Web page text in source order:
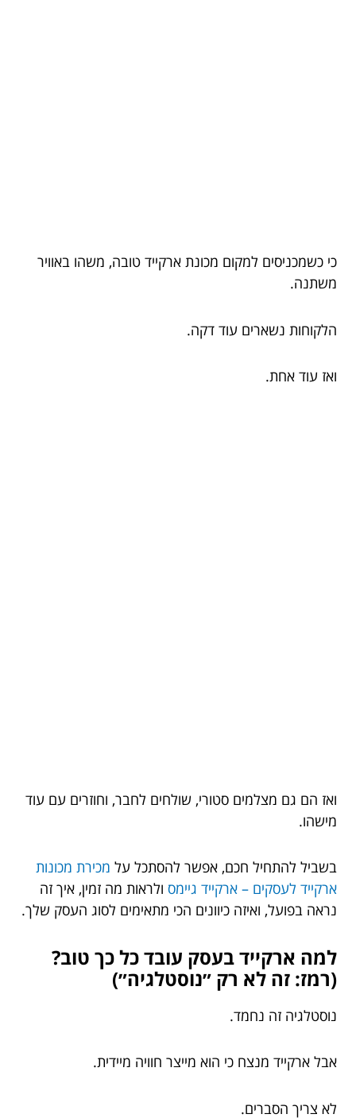
כי כשמכניסים למקום מכונת ארקייד טובה, משהו באוויר
משתנה.
הלקוחות נשארים עוד דקה.
ואז עוד אחת.
ואז הם גם מצלמים סטורי, שולחים לחבר, וחוזרים עם עוד
מישהו.
בשביל להתחיל חכם, אפשר להסתכל על מכירת מכונות
ארקייד לעסקים – ארקייד גיימס ולראות מה זמין, איך זה
נראה בפועל, ואיזה כיוונים הכי מתאימים לסוג העסק שלך.
למה ארקייד בעסק עובד כל כך טוב?
(רמז: זה לא רק ״נוסטלגיה״)
נוסטלגיה זה נחמד.
אבל ארקייד מנצח כי הוא מייצר חוויה מיידית.
לא צריך הסברים.